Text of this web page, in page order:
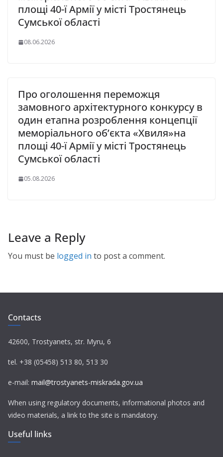
площі 40-ї Армії у місті Тростянець
Сумської області
08.06.2026
Про оголошення переможця
замовного архітектурного конкурсу в
один етапна розроблення концепції
меморіального об’єкта «Хвиля»на
площі 40-ї Армії у місті Тростянець
Сумської області
05.08.2026
Leave a Reply
You must be logged in to post a comment.
Contacts
42600, Trostyanets, str. Myru, 6
tel. +38 (05458) 513 80, 513 30
e-mail: mail@trostyanets-miskrada.gov.ua
When using regulatory documents, informational photos and
video materials, a link to the site is mandatory.
Useful links